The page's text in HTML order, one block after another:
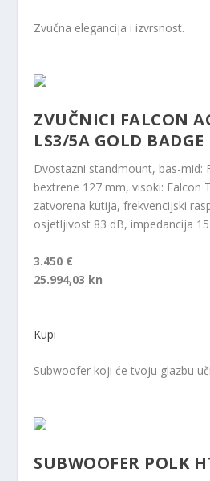
Zvučna elegancija i izvrsnost.
ZVUČNICI FALCON
LS3/5A GOLD BADGE
Dvostazni standmount, bas-mid:
bextrene 127 mm, visoki: Falcon
zatvorena kutija, frekvencijski
osjetljivost 83 dB, impedancija
3.450 €
25.994,03 kn
Kupi
Subwoofer koji će tvoju glazbu
SUBWOOFER POLK